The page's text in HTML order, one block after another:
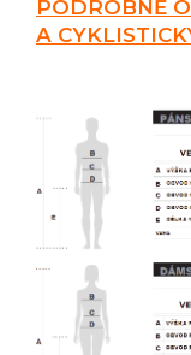
PODROBNĚ
A